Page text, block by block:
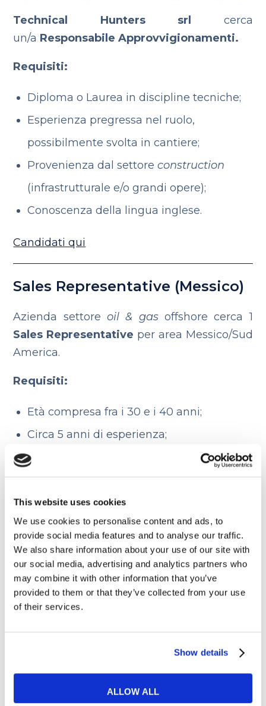
This website uses cookies
We use cookies to personalise content and ads, to
provide social media features and to analyse our traffic.
We also share information about your use of our site with
our social media, advertising and analytics partners who
may combine it with other information that you’ve
provided to them or that they’ve collected from your use
of their services.
Show details
ALLOW ALL
Technical Hunters srl
cerca
un/a Responsabile Approvvigionamenti.
Requisiti:
Diploma o Laurea in discipline tecniche;
Esperienza pregressa nel ruolo,
possibilmente svolta in cantiere;
Provenienza dal settore construction
(infrastrutturale e/o grandi opere);
Conoscenza della lingua inglese.
Candidati qui
Sales Representative (Messico)
Azienda settoreoil & gasoffshore cerca 1
Sales Representative per area Messico/Sud
America.
Requisiti:
Età compresa fra i 30 e i 40 anni;
Circa 5 anni di esperienza;
Conoscenza del settore
;
Ottima conoscenza della lingua inglese.
Le 10 domande da non fare
a un colloquio di lavoro
4 FEBBRAIO 2016
Tutto quello che devi
sapere sul Super Bowl